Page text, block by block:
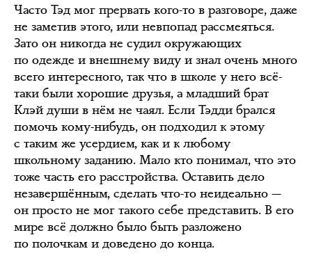
Часто Тэд мог прервать кого-то в разговоре, даже
не заметив этого, или невпопад рассмеяться.
Зато он никогда не судил окружающих
по одежде и внешнему виду и знал очень много
всего интересного, так что в школе у него всё-
таки были хорошие друзья, а младший брат
Клэй души в нём не чаял. Если Тэдди брался
помочь кому-нибудь, он подходил к этому
с таким же усердием, как и к любому
школьному заданию. Мало кто понимал, что это
тоже часть его расстройства. Оставить дело
незавершённым, сделать что-то неидеально —
он просто не мог такого себе представить. В его
мире всё должно было быть разложено
по полочкам и доведено до конца.